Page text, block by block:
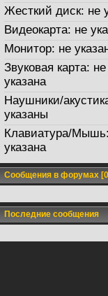
Жесткий диск: не
Видеокарта: не
Монитор: не
Звуковая карта: не
указана
Наушники/
указаны
Клавиатура/
указана
Сообщения в форумах
Последние сообщения